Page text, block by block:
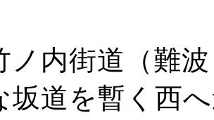
ノ内街道（難
坂道を暫く西